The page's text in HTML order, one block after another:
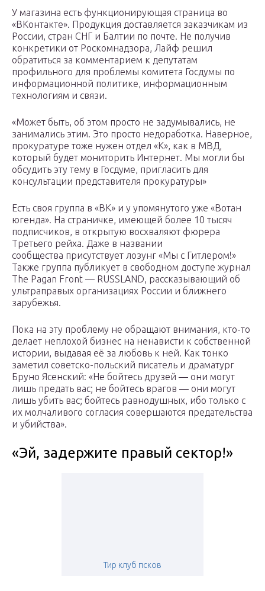
У магазина есть функционирующая страница во
«ВКонтакте». Продукция доставляется заказчикам из
России, стран СНГ и Балтии по почте. Не получив
конкретики от Роскомнадзора, Лайф решил
обратиться за комментарием к депутатам
профильного для проблемы комитета Госдумы по
информационной политике, информационным
технологиям и связи.
«Может быть, об этом просто не задумывались, не
занимались этим. Это просто недоработка. Наверное,
прокуратуре тоже нужен отдел «К», как в МВД,
который будет мониторить Интернет. Мы могли бы
обсудить эту тему в Госдуме, пригласить для
консультации представителя прокуратуры»
Есть своя группа в «ВК» и у упомянутого уже «Вотан
югенда». На страничке, имеющей более 10 тысяч
подписчиков, в открытую восхваляют фюрера
Третьего рейха. Даже в названии
сообщества присутствует лозунг «Мы с Гитлером!»
Также группа публикует в свободном доступе журнал
The Pagan Front — RUSSLAND, рассказывающий об
ультраправых организациях России и ближнего
зарубежья.
Пока на эту проблему не обращают внимания, кто-то
делает неплохой бизнес на ненависти к собственной
истории, выдавая её за любовь к ней. Как тонко
заметил советско-польский писатель и драматург
Бруно Ясенский: «Не бойтесь друзей — они могут
лишь предать вас; не бойтесь врагов — они могут
лишь убить вас; бойтесь равнодушных, ибо только с
их молчаливого согласия совершаются предательства
и убийства».
«Эй, задержите правый сектор!»
Тир клуб псков